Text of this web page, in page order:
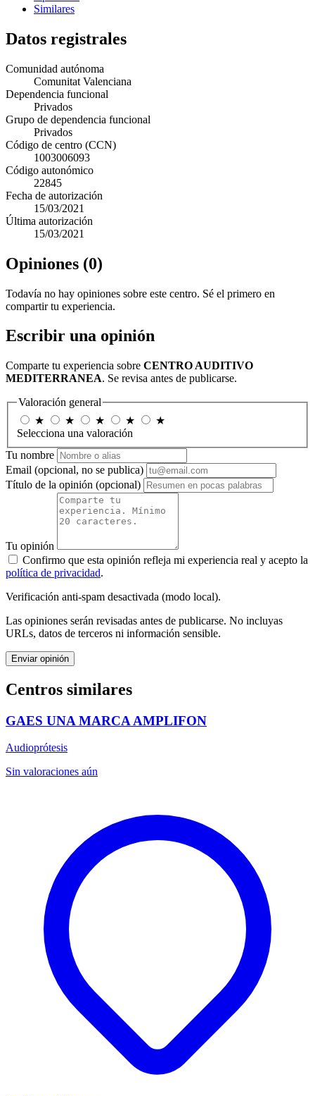
Similares
Datos registrales
Comunidad autónoma
Comunitat Valenciana
Dependencia funcional
Privados
Grupo de dependencia funcional
Privados
Código de centro (CCN)
1003006093
Código autonómico
22845
Fecha de autorización
15/03/2021
Última autorización
15/03/2021
Opiniones (0)
Todavía no hay opiniones sobre este centro. Sé el primero en
compartir tu experiencia.
Escribir una opinión
Comparte tu experiencia sobre CENTRO AUDITIVO
MEDITERRANEA. Se revisa antes de publicarse.
Valoración general
★
★ ★ ★
★
Selecciona una valoración
Tu nombre
Email (opcional, no se publica)
Título de la opinión (opcional)
Tu opinión
Confirmo que esta opinión refleja mi experiencia real y acepto la
política de privacidad.
Verificación anti-spam desactivada (modo local).
Las opiniones serán revisadas antes de publicarse. No incluyas
URLs, datos de terceros ni información sensible.
Enviar opinión
Centros similares
GAES UNA MARCA AMPLIFON
Audioprótesis
Sin valoraciones aún